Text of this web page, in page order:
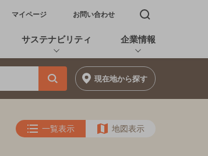
ウィンドウで開く
マイページ お問い合わせ 検索窓を開く
サステナビリティ 企業情報
現在地から探す
一覧表示 地図表示